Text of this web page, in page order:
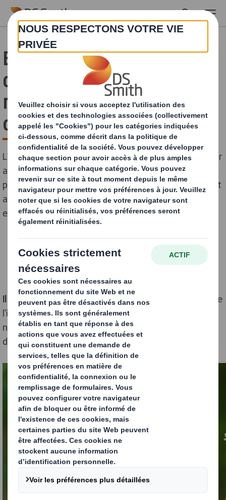
Skip to main content
Emballage alimentaire :
quelles solutions pour
réduire votre empreinte
carbone ?
L’emballage joue un rôle de premier plan dans le secteur
alimentaire. Il préserve la nourriture, les protège
pendant le transport, informe le consommateur et sert
aussi de support marketing pour valoriser les produits
en rayon.
Il a cependant un impact fort sur l’environnement
. Entre
l’interdiction du plastique à usage unique et les
nouvelles attentes des consommateurs en termes
d’écologie, les entreprises ont fort à faire.